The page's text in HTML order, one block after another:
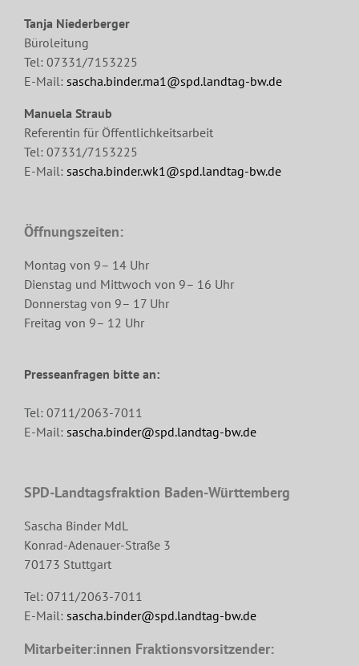
Tanja Niederberger
Büroleitung
Tel: 07331/7153225
E-Mail: sascha.binder.ma1@spd.landtag-bw.de
Manuela Straub
Referentin für Öffentlichkeitsarbeit
Tel: 07331/7153225
E-Mail: sascha.binder.wk1@spd.landtag-bw.de
Öffnungszeiten:
Montag von 9– 14 Uhr
Dienstag und Mittwoch von 9– 16 Uhr
Donnerstag von 9– 17 Uhr
Freitag von 9– 12 Uhr
Presseanfragen bitte an:
Tel: 0711/2063-7011
E-Mail: sascha.binder@spd.landtag-bw.de
SPD-Landtagsfraktion Baden-Württemberg
Sascha Binder MdL
Konrad-Adenauer-Straße 3
70173 Stuttgart
Tel: 0711/2063-7011
E-Mail: sascha.binder@spd.landtag-bw.de
Mitarbeiter:innen Fraktionsvorsitzender: